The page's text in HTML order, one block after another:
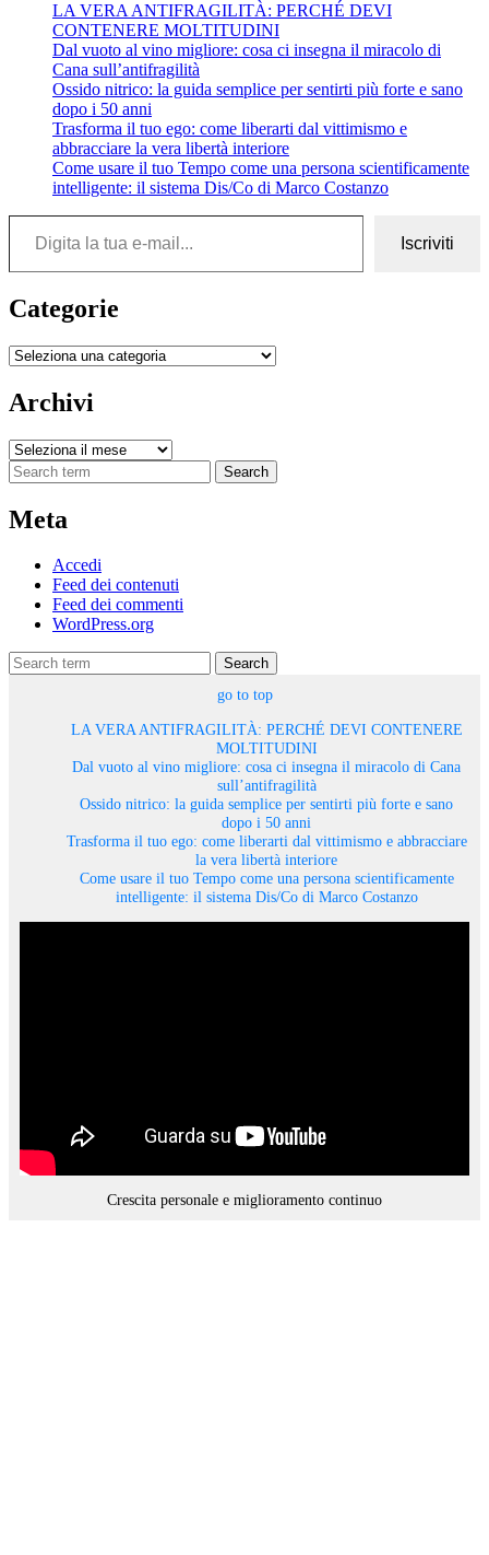
LA VERA ANTIFRAGILITÀ: PERCHÉ DEVI
CONTENERE MOLTITUDINI
Dal vuoto al vino migliore: cosa ci insegna il miracolo di
Cana sull’antifragilità
Ossido nitrico: la guida semplice per sentirti più forte e sano
dopo i 50 anni
Trasforma il tuo ego: come liberarti dal vittimismo e
abbracciare la vera libertà interiore
Come usare il tuo Tempo come una persona scientificamente
intelligente: il sistema Dis/Co di Marco Costanzo
Digita la tua e-mail...
Iscriviti
Categorie
Categorie
Archivi
Archivi
Search
Meta
Accedi
Feed dei contenuti
Feed dei commenti
WordPress.org
Search
go to top
LA VERA ANTIFRAGILITÀ: PERCHÉ DEVI CONTENERE
MOLTITUDINI
Dal vuoto al vino migliore: cosa ci insegna il miracolo di Cana
sull’antifragilità
Ossido nitrico: la guida semplice per sentirti più forte e sano
dopo i 50 anni
Trasforma il tuo ego: come liberarti dal vittimismo e abbracciare
la vera libertà interiore
Come usare il tuo Tempo come una persona scientificamente
intelligente: il sistema Dis/Co di Marco Costanzo
Crescita personale e miglioramento continuo